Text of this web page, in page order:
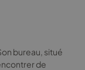
bureau, situé
de